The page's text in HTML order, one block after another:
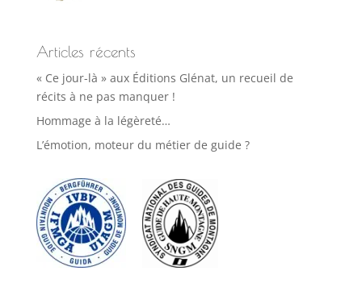
Articles récents
« Ce jour-là » aux Éditions Glénat, un recueil de
récits à ne pas manquer !
Hommage à la légèreté…
L’émotion, moteur du métier de guide ?